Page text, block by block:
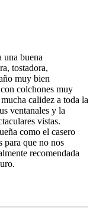
una buena
tostadora,
muy bien
colchones muy
calidez a toda la
ventanales y la
vistas.
como el casero
para que no nos
recomendada